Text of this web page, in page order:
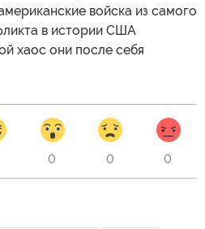
войска из самого
в истории США
хаос они после себя
0 0 0